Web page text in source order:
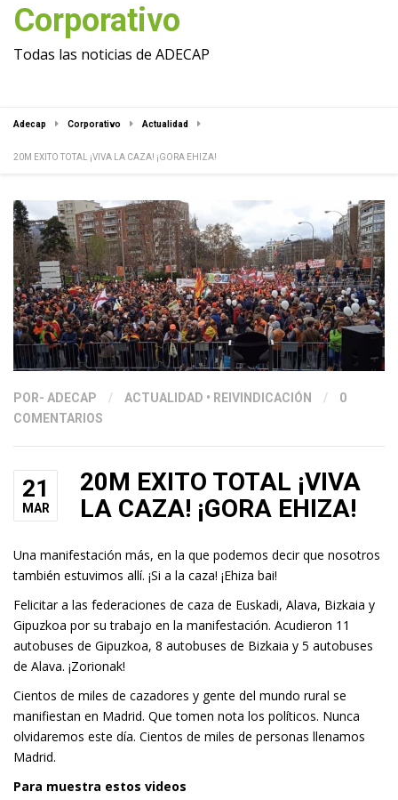
Corporativo
Todas las noticias de ADECAP
Adecap Corporativo Actualidad
20M EXITO TOTAL ¡VIVA LA CAZA! ¡GORA EHIZA!
POR- ADECAP / ACTUALIDAD • REIVINDICACIÓN /
0
COMENTARIOS
21
MAR
20M EXITO TOTAL ¡VIVA
LA CAZA! ¡GORA EHIZA!
Una manifestación más, en la que podemos decir que nosotros
también estuvimos allí. ¡Si a la caza! ¡Ehiza bai!
Felicitar a las federaciones de caza de Euskadi, Alava, Bizkaia y
Gipuzkoa por su trabajo en la manifestación. Acudieron 11
autobuses de Gipuzkoa, 8 autobuses de Bizkaia y 5 autobuses
de Alava. ¡Zorionak!
Cientos de miles de cazadores y gente del mundo rural se
manifiestan en Madrid. Que tomen nota los políticos. Nunca
olvidaremos este día. Cientos de miles de personas llenamos
Madrid.
Para muestra estos videos